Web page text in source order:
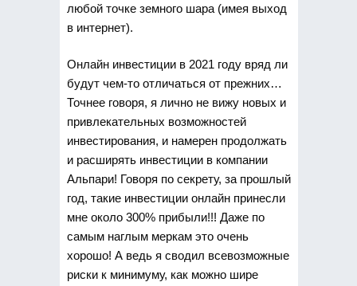
любой точке земного шара (имея выход
в интернет).
Онлайн инвестиции в 2021 году вряд ли
будут чем-то отличаться от прежних…
Точнее говоря, я лично не вижу новых и
привлекательных возможностей
инвестирования, и намерен продолжать
и расширять инвестиции в компании
Альпари! Говоря по секрету, за прошлый
год, такие инвестиции онлайн принесли
мне около 300% прибыли!!! Даже по
самым наглым меркам это очень
хорошо! А ведь я сводил всевозможные
риски к минимуму, как можно шире